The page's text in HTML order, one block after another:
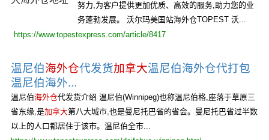
努力,为客户提供更加优质、高效的服务,助力您的业
务蓬勃发展。 沃尔玛美国站海外仓TOPEST 沃...
https://www.topestexpress.com/article/8417
温尼伯海外仓代发货加拿大温尼伯海外仓代打包
温尼伯海外...
温尼伯海外仓代发货介绍 温尼伯(Winnipeg)也称温尼伯格,座落于草原三
省东缘,是加拿大第八大城市,也是曼尼托巴省的省会。曼尼托巴省过半数
以上的人口都居住于该市。温尼伯全市...